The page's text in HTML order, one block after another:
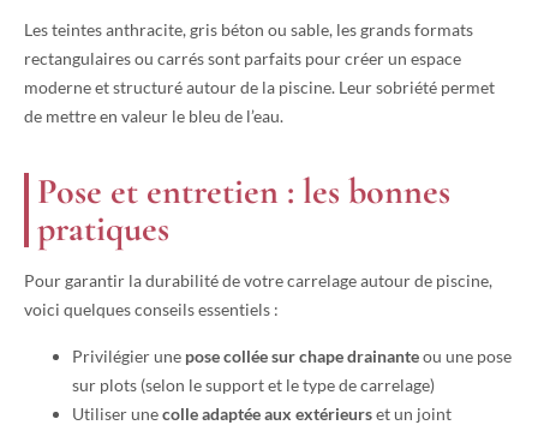
Les teintes anthracite, gris béton ou sable, les grands formats
rectangulaires ou carrés sont parfaits pour créer un espace
moderne et structuré autour de la piscine. Leur sobriété permet
de mettre en valeur le bleu de l’eau.
Pose et entretien : les bonnes
pratiques
Pour garantir la durabilité de votre carrelage autour de piscine,
voici quelques conseils essentiels :
Privilégier une pose collée sur chape drainanteou une pose
sur plots (selon le support et le type de carrelage)
Utiliser unecolle adaptée aux extérieurset un joint